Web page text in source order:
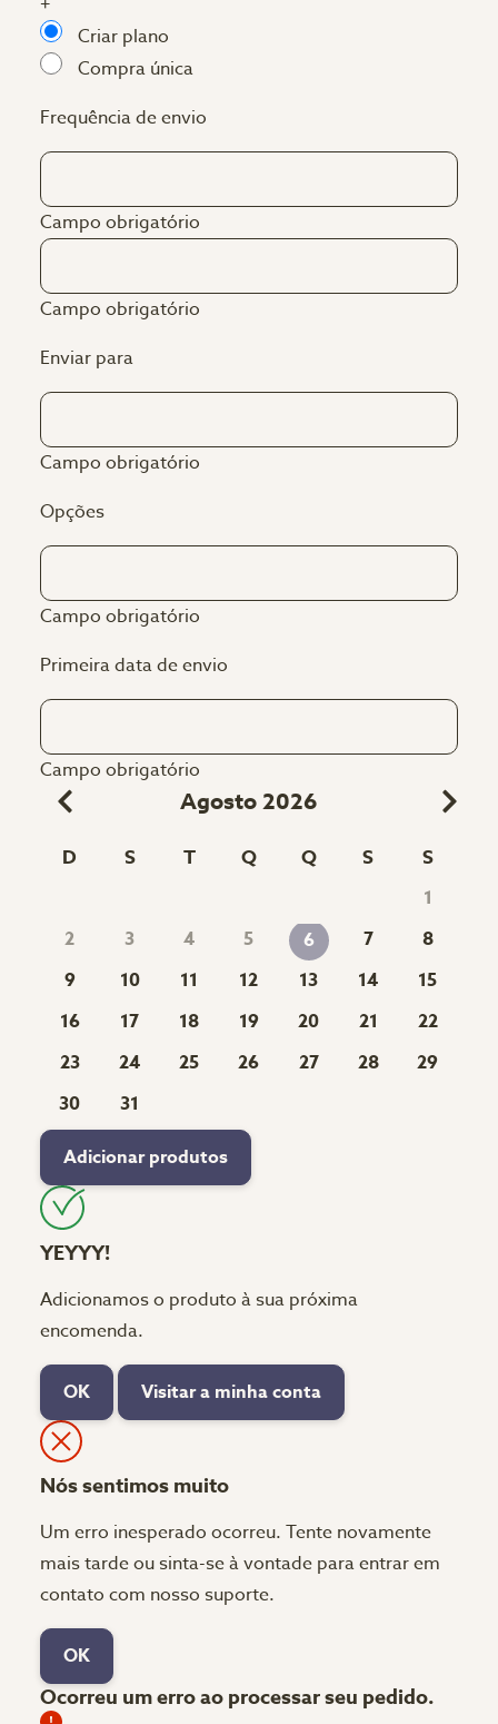
Criar plano
Compra única
Frequência de envio
Campo obrigatório
Campo obrigatório
Enviar para
Campo obrigatório
Opções
Campo obrigatório
Primeira data de envio
Campo obrigatório
Agosto 2026
D S T Q Q S S
1
2
3 4 5 6 7
8
9
10 11 12 13 14
15
16
17 18 19 20 21
22
23
24 25 26 27 28
29
30
31
Adicionar produtos
YEYYY!
Adicionamos o produto à sua próxima
encomenda.
OK Visitar a minha conta
Nós sentimos muito
Um erro inesperado ocorreu. Tente novamente
mais tarde ou sinta-se à vontade para entrar em
contato com nosso suporte.
OK
Ocorreu um erro ao processar seu pedido.